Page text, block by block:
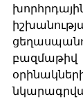
բազմաթիվ